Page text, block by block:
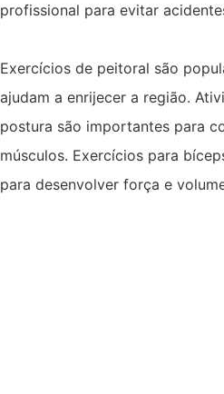
profissional para evitar
Exercícios de peitoral são
ajudam a enrijecer a região.
postura são importantes para
músculos. Exercícios para
para desenvolver força e